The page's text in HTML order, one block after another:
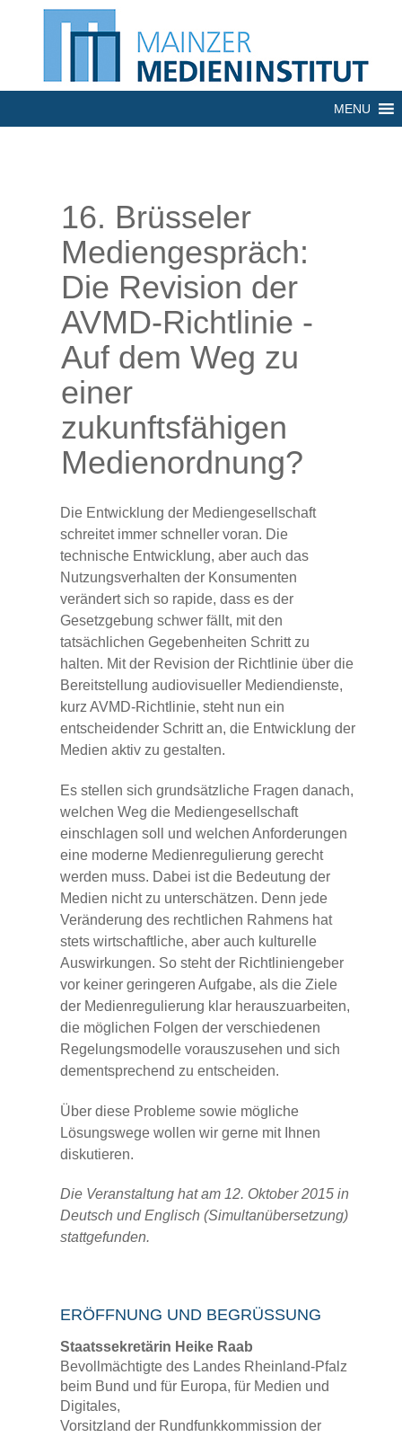
MENU
16. Brüsseler
Mediengespräch:
Die Revision der
AVMD-Richtlinie -
Auf dem Weg zu
einer
zukunftsfähigen
Medienordnung?
Die Entwicklung der Mediengesellschaft
schreitet immer schneller voran. Die
technische Entwicklung, aber auch das
Nutzungsverhalten der Konsumenten
verändert sich so rapide, dass es der
Gesetzgebung schwer fällt, mit den
tatsächlichen Gegebenheiten Schritt zu
halten. Mit der Revision der Richtlinie über die
Bereitstellung audiovisueller Mediendienste,
kurz AVMD-Richtlinie, steht nun ein
entscheidender Schritt an, die Entwicklung der
Medien aktiv zu gestalten.
Es stellen sich grundsätzliche Fragen danach,
welchen Weg die Mediengesellschaft
einschlagen soll und welchen Anforderungen
eine moderne Medienregulierung gerecht
werden muss. Dabei ist die Bedeutung der
Medien nicht zu unterschätzen. Denn jede
Veränderung des rechtlichen Rahmens hat
stets wirtschaftliche, aber auch kulturelle
Auswirkungen. So steht der Richtliniengeber
vor keiner geringeren Aufgabe, als die Ziele
der Medienregulierung klar herauszuarbeiten,
die möglichen Folgen der verschiedenen
Regelungsmodelle vorauszusehen und sich
dementsprechend zu entscheiden.
Über diese Probleme sowie mögliche
Lösungswege wollen wir gerne mit Ihnen
diskutieren.
Die Veranstaltung hat am 12. Oktober 2015 in
Deutsch und Englisch (Simultanübersetzung)
stattgefunden.
ERÖFFNUNG UND BEGRÜSSUNG
Staatssekretärin Heike Raab
Bevollmächtigte des Landes Rheinland-Pfalz
beim Bund und für Europa, für Medien und
Digitales,
Vorsitzland der Rundfunkkommission der